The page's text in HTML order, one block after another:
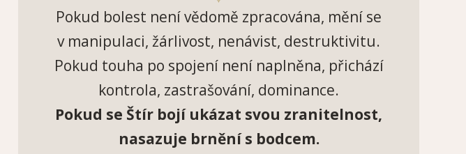
Pokud bolest není vědomě zpracována, mění se
v manipulaci, žárlivost, nenávist, destruktivitu.
Pokud touha po spojení není naplněna, přichází
kontrola, zastrašování, dominance.
Pokud se Štír bojí ukázat svou zranitelnost,
nasazuje brnění s bodcem.